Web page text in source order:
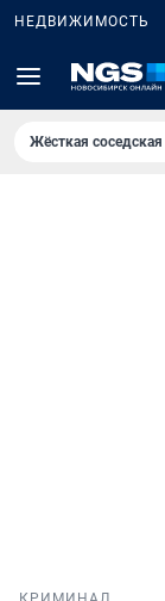
НЕДВИЖИМОСТЬ
Жёсткая